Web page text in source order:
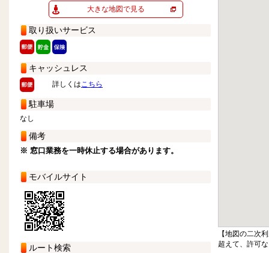
大きな地図で見る
取り扱いサービス
キャッシュレス
詳しくはこちら
駐車場
なし
備考
※ 窓口業務を一時休止する場合があります。
モバイルサイト
ルート検索
【地図の二次
超えて、許可